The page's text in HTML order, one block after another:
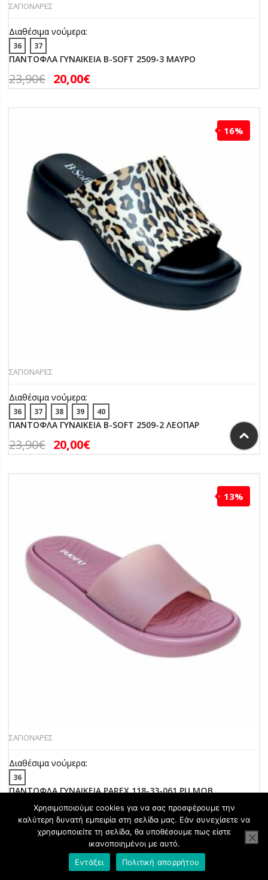
ΣΑΓΙΟΝΑΡΕΣ
Διαθέσιμα νούμερα:
36 37
ΠΑΝΤΟΦΛΑ ΓΥΝΑΙΚΕΙΑ B-SOFT 2509-3 ΜΑΥΡΟ
23,90€ 20,00€
16%
ΣΑΓΙΟΝΑΡΕΣ
Διαθέσιμα νούμερα:
36 37 38 39 40
ΠΑΝΤΟΦΛΑ ΓΥΝΑΙΚΕΙΑ B-SOFT 2509-2 ΛΕΟΠΑΡ
23,90€ 20,00€
13%
ΣΑΓΙΟΝΑΡΕΣ
Διαθέσιμα νούμερα:
36
ΠΑΝΤΟΦΛΑ ΓΥΝΑΙΚΕΙΑ PAREX 118-33-061.PU ΜΩΒ
22,90€ 20,00€
Χρησιμοποιούμε cookies για να σας προσφέρουμε την
καλύτερη δυνατή εμπειρία στη σελίδα μας. Εάν συνεχίσετε να
χρησιμοποιείτε τη σελίδα, θα υποθέσουμε πως είστε
ικανοποιημένοι με αυτό.
Εντάξει
Πολιτική απορρήτου